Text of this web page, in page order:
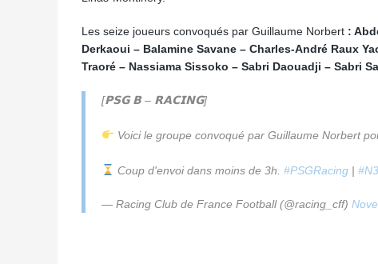
Les seize joueurs convoqués par Guillaume Norbert :
Derkaoui – Balamine Savane – Charles-André Raux
Traoré – Nassiama Sissoko – Sabri Daouadji – Sabri
[𝗣𝗦𝗚 𝗕 – 𝗥𝗔𝗖𝗜𝗡𝗚]
Voici le groupe convoqué par Guillaume Norbert
Coup d'envoi dans moins de 3h. #PSGRacing| #N3
— Racing Club de France Football (@racing_cff)